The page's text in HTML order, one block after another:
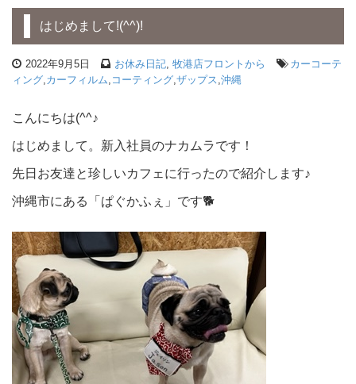
はじめまして!(^^)!
2022年9月5日 お休み日記 牧港店フロントから
カーコーテ
ィング カーフィルム コーティング ザップス 沖縄
こんにちは(^^♪
はじめまして。新入社員のナカムラです！
先日お友達と珍しいカフェに行ったので紹介します♪
沖縄市にある「ぱぐかふぇ」です🐕